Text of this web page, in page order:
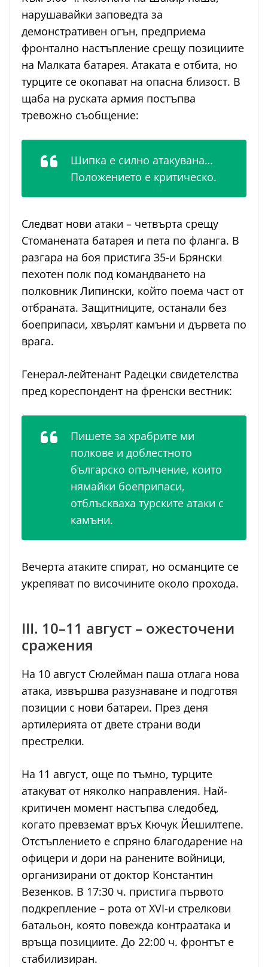
нарушавайки заповедта за
демонстративен огън, предприема
фронтално настъпление срещу позициите
на Малката батарея. Атаката е отбита, но
турците се окопават на опасна близост. В
щаба на руската армия постъпва
тревожно съобщение:
Шипка е силно атакувана…
Положението е критическо.
Следват нови атаки – четвърта срещу
Стоманената батарея и пета по фланга. В
разгара на боя пристига 35-и Брянски
пехотен полк под командването на
полковник Липински, който поема част от
отбраната. Защитниците, останали без
боеприпаси, хвърлят камъни и дървета по
врага.
Генерал-лейтенант Радецки свидетелства
пред кореспондент на френски вестник:
Пишете за храбрите ми
полкове и доблестното
българско опълчение, които
нямайки боеприпаси,
отблъскваха турските атаки с
камъни.
Вечерта атаките спират, но османците се
укрепяват по височините около прохода.
III. 10–11 август – ожесточени
сражения
На 10 август Сюлейман паша отлага нова
атака, извършва разузнаване и подготвя
позиции с нови батареи. През деня
артилерията от двете страни води
престрелки.
На 11 август, още по тъмно, турците
атакуват от няколко направления. Най-
критичен момент настъпва следобед,
когато превземат връх Кючук Йешилтепе.
Отстъплението е спряно благодарение на
офицери и дори на ранените войници,
организирани от доктор Константин
Везенков. В 17:30 ч. пристига първото
подкрепление – рота от XVI-и стрелкови
батальон, която повежда контраатака и
връща позициите. До 22:00 ч. фронтът е
стабилизиран.